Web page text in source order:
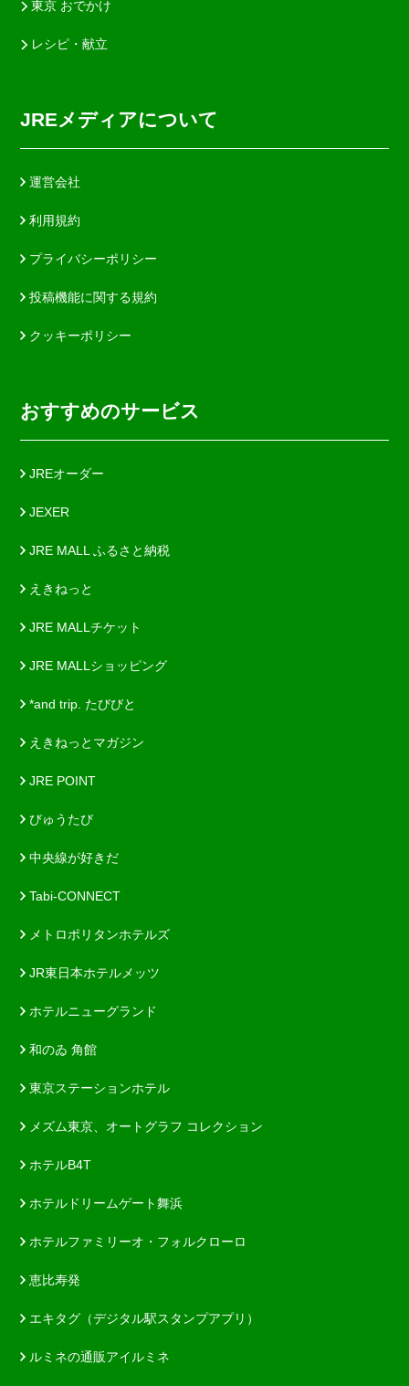
東京 おでかけ
レシピ・献立
JREメディアについて
運営会社
利用規約
プライバシーポリシー
投稿機能に関する規約
クッキーポリシー
おすすめのサービス
JREオーダー
JEXER
JRE MALL ふるさと納税
えきねっと
JRE MALLチケット
JRE MALLショッピング
*and trip. たびびと
えきねっとマガジン
JRE POINT
びゅうたび
中央線が好きだ
Tabi-CONNECT
メトロポリタンホテルズ
JR東日本ホテルメッツ
ホテルニューグランド
和のゐ 角館
東京ステーションホテル
メズム東京、オートグラフ コレクション
ホテルB4T
ホテルドリームゲート舞浜
ホテルファミリーオ・フォルクローロ
恵比寿発
エキタグ（デジタル駅スタンプアプリ）
ルミネの通販アイルミネ